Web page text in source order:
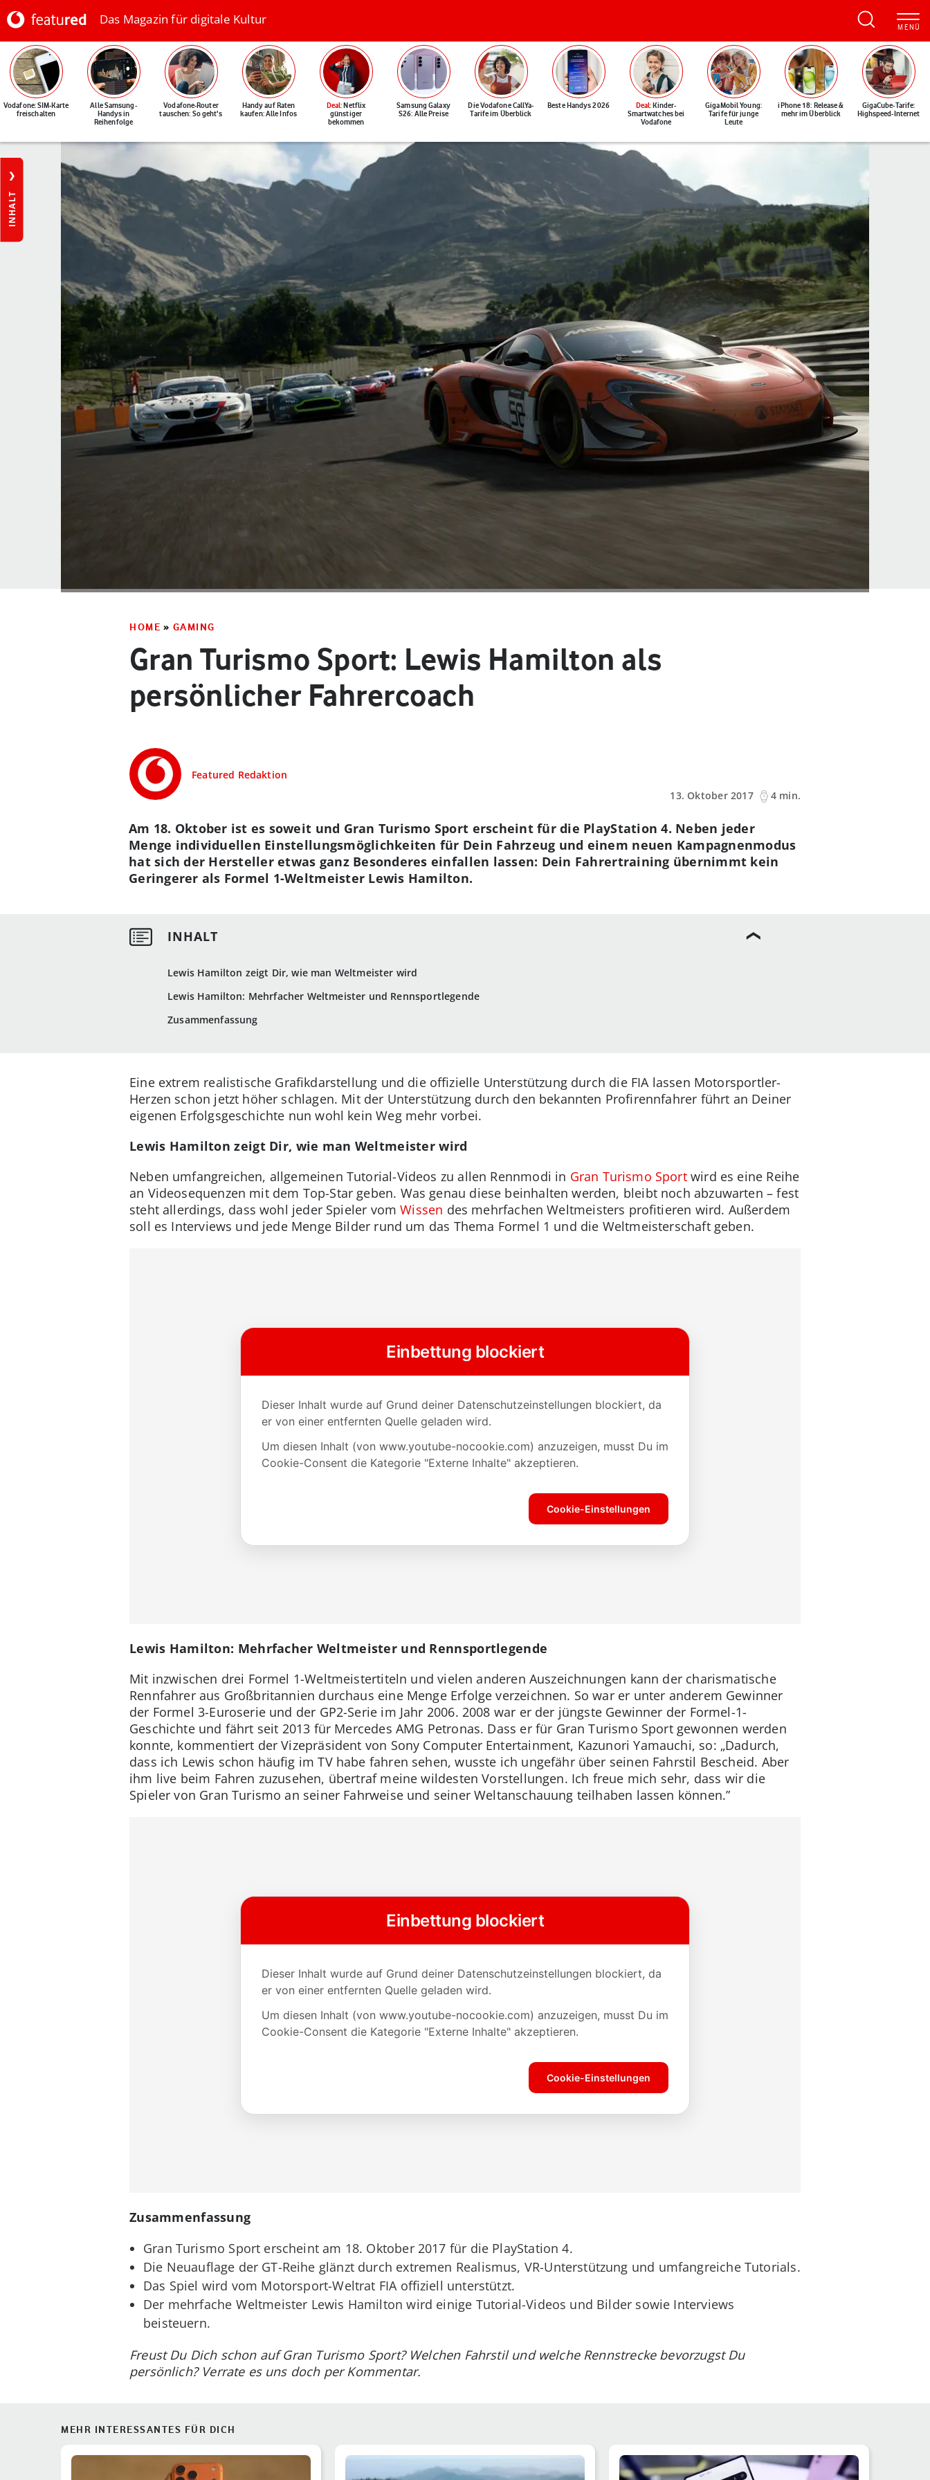
Das Magazin für digitale Kultur
Vodafone: SIM-Karte
freischalten
Alle Samsung-
Handys in
Reihenfolge
Vodafone-Router
tauschen: So geht's
Handy auf Raten
kaufen: Alle Infos
Deal: Netflix
günstiger
bekommen
Samsung Galaxy
S26: Alle Preise
Die Vodafone CallYa-
Tarife im Überblick
Beste Handys 2026 Deal: Kinder-
Smartwatches bei
Vodafone
GigaMobil Young:
Tarife für junge
Leute
iPhone 18: Release &
mehr im Überblick
GigaCube-Tarife:
Highspeed-Internet
INHALT
HOME » GAMING
Gran Turismo Sport: Lewis Hamilton als
persönlicher Fahrercoach
Featured Redaktion
13. Oktober 2017
4 min.
Lewis Hamilton zeigt Dir, wie man Weltmeister wird
Lewis Hamilton: Mehrfacher Weltmeister und Rennsportlegende
Zusammenfassung
Am 18. Oktober ist es soweit und Gran Turismo Sport erscheint für die PlayStation 4. Neben jeder
Menge individuellen Einstellungsmöglichkeiten für Dein Fahrzeug und einem neuen Kampagnenmodus
hat sich der Hersteller etwas ganz Besonderes einfallen lassen: Dein Fahrertraining übernimmt kein
Geringerer als Formel 1-Weltmeister Lewis Hamilton.
Eine extrem realistische Grafikdarstellung und die offizielle Unterstützung durch die FIA lassen Motorsportler-
Herzen schon jetzt höher schlagen. Mit der Unterstützung durch den bekannten Profirennfahrer führt an Deiner
eigenen Erfolgsgeschichte nun wohl kein Weg mehr vorbei.
Lewis Hamilton zeigt Dir, wie man Weltmeister wird
Neben umfangreichen, allgemeinen Tutorial-Videos zu allen Rennmodi in Gran Turismo Sportwird es eine Reihe
an Videosequenzen mit dem Top-Star geben. Was genau diese beinhalten werden, bleibt noch abzuwarten – fest
steht allerdings, dass wohl jeder Spieler vomWissen des mehrfachen Weltmeisters profitieren wird. Außerdem
soll es Interviews und jede Menge Bilder rund um das Thema Formel 1 und die Weltmeisterschaft geben.
Lewis Hamilton: Mehrfacher Weltmeister und Rennsportlegende
Mit inzwischen drei Formel 1-Weltmeistertiteln und vielen anderen Auszeichnungen kann der charismatische
Rennfahrer aus Großbritannien durchaus eine Menge Erfolge verzeichnen. So war er unter anderem Gewinner
der Formel 3-Euroserie und der GP2-Serie im Jahr 2006. 2008 war er der jüngste Gewinner der Formel-1-
Geschichte und fährt seit 2013 für Mercedes AMG Petronas. Dass er für Gran Turismo Sport gewonnen werden
konnte, kommentiert der Vizepräsident von Sony Computer Entertainment, Kazunori Yamauchi, so: „Dadurch,
dass ich Lewis schon häufig im TV habe fahren sehen, wusste ich ungefähr über seinen Fahrstil Bescheid. Aber
ihm live beim Fahren zuzusehen, übertraf meine wildesten Vorstellungen. Ich freue mich sehr, dass wir die
Spieler von Gran Turismo an seiner Fahrweise und seiner Weltanschauung teilhaben lassen können.”
Zusammenfassung
Gran Turismo Sport erscheint am 18. Oktober 2017 für die PlayStation 4.
Die Neuauflage der GT-Reihe glänzt durch extremen Realismus, VR-Unterstützung und umfangreiche Tutorials.
Das Spiel wird vom Motorsport-Weltrat FIA offiziell unterstützt.
Der mehrfache Weltmeister Lewis Hamilton wird einige Tutorial-Videos und Bilder sowie Interviews
beisteuern.
Freust Du Dich schon auf Gran Turismo Sport? Welchen Fahrstil und welche Rennstrecke bevorzugst Du
persönlich? Verrate es uns doch per Kommentar.
MEHR INTERESSANTES FÜR DICH